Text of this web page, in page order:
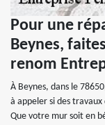
Pour une
Beynes,
renom
À Beynes, dans le
à appeler si des
Que votre mur soit en